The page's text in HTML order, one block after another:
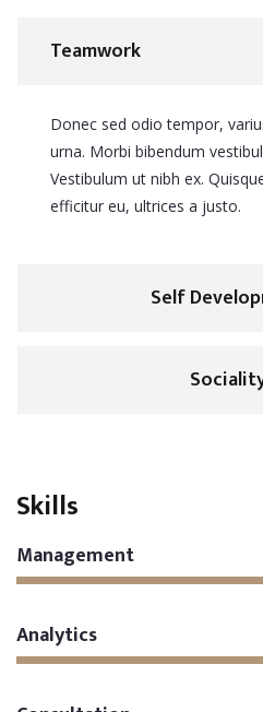
Teamwork
Donec sed odio tempor,
urna. Morbi bibendum
Vestibulum ut nibh ex.
efficitur eu, ultrices a justo.
Self
Skills
Management
Analytics